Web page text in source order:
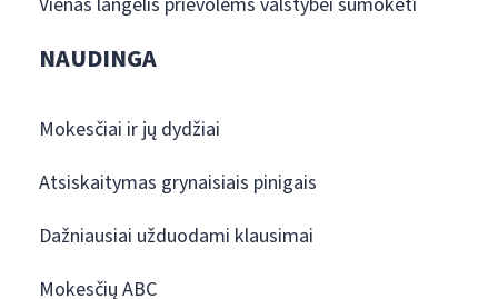
NAUDINGA
Mokesčiai ir jų dydžiai
Atsiskaitymas grynaisiais pinigais
Dažniausiai užduodami klausimai
Mokesčių ABC